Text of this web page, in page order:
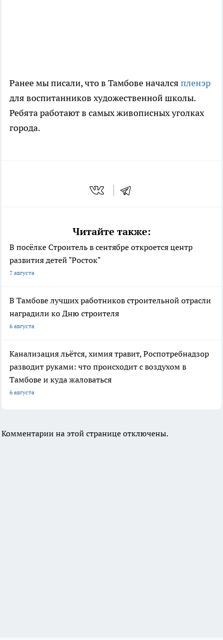
Ранее мы писали, что в Тамбове начался пленэр
для воспитанников художественной школы.
Ребята работают в самых живописных уголках
города.
Читайте также:
В посёлке Строитель в сентябре откроется центр
развития детей "Росток"
7 августа
В Тамбове лучших работников строительной отрасли
наградили ко Дню строителя
6 августа
Канализация льётся, химия травит, Роспотребнадзор
разводит руками: что происходит с воздухом в
Тамбове и куда жаловаться
6 августа
Комментарии на этой странице отключены.